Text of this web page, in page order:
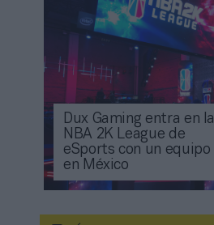
Dux Gaming entra en la
NBA 2K League de
eSports con un equipo
en México